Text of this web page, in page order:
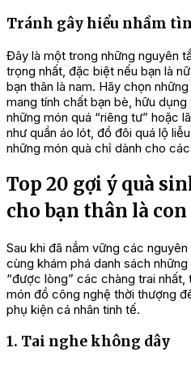
Tránh gây hiểu nhầm
Đây là một trong những nguyên
trọng nhất, đặc biệt nếu bạn là
bạn thân là nam. Hãy chọn
mang tính chất bạn bè, hữu dụng
những món quá “riêng tư” hoặc
như quần áo lót, đồ đôi quá lộ
những món quà chỉ dành cho
Top 20 gợi ý quà
cho bạn thân là
Sau khi đã nắm vững các
cùng khám phá danh sách những
“được lòng” các chàng trai nhất,
món đồ công nghệ thời thượng
phụ kiện cá nhân tinh tế.
1. Tai nghe không dây